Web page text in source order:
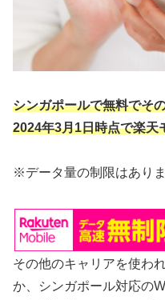
シンガポールで無料でそ
2024年3月1日時点で楽
※データ量の制限はあり
その他のキャリアを使わ
か、シンガポール対応の